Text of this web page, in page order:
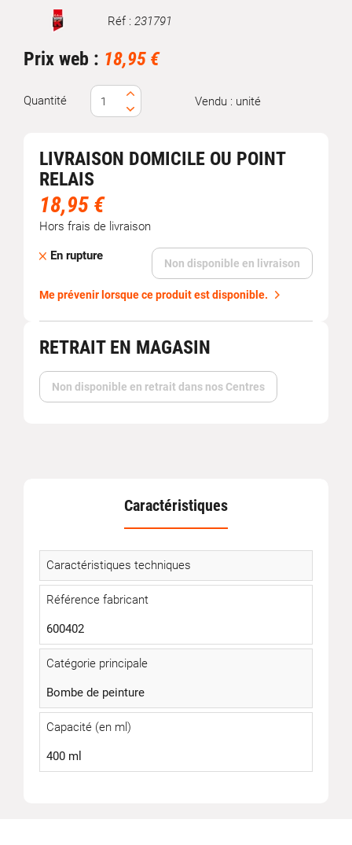
Marque Réf : 231791
Prix web : 18,95 €
Quantité Vendu : unité
LIVRAISON DOMICILE OU POINT
RELAIS
18,95 €
Hors frais de livraison
En rupture
Non disponible en livraison
Me prévenir lorsque ce produit est disponible.
RETRAIT EN MAGASIN
Non disponible en retrait dans nos Centres
Caractéristiques
Caractéristiques techniques
Référence fabricant
600402
Catégorie principale
Bombe de peinture
Capacité (en ml)
400 ml